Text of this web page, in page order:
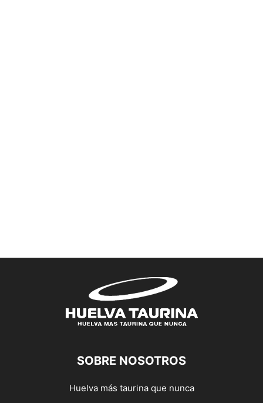
SOBRE NOSOTROS
Huelva más taurina que nunca